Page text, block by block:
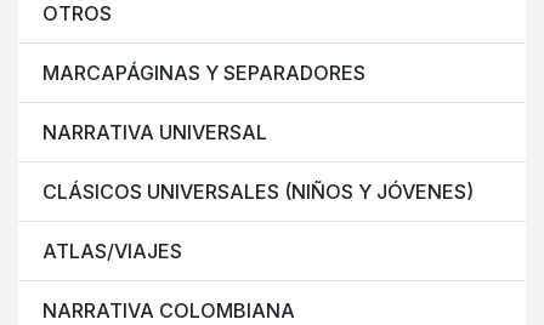
OTROS
MARCAPÁGINAS Y SEPARADORES
NARRATIVA UNIVERSAL
CLÁSICOS UNIVERSALES (NIÑOS Y JÓVENES)
ATLAS/VIAJES
NARRATIVA COLOMBIANA